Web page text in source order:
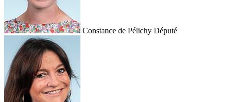
Constance de Pélichy Député